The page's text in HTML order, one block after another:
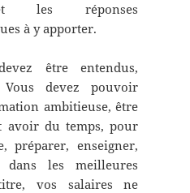
et les réponses
à y apporter.
être entendus,
Vous devez pouvoir
ambitieuse, être
avoir du temps, pour
préparer, enseigner,
les meilleures
vos salaires ne